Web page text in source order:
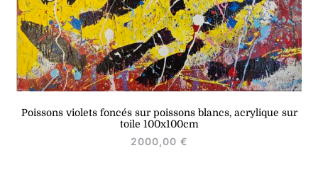
Poissons violets foncés sur poissons blancs, acrylique sur
toile 100x100cm
2000,00 €